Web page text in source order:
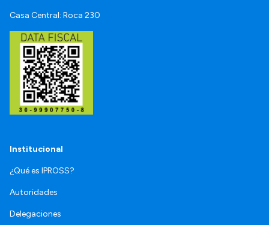
Casa Central: Roca 230
Institucional
¿Qué es IPROSS?
Autoridades
Delegaciones